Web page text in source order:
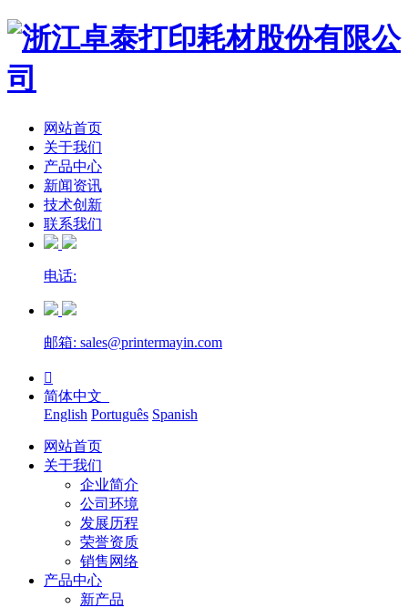
网站首页
关于我们
产品中心
新闻资讯
技术创新
联系我们
电话:
邮箱: sales@printermayin.com

简体中文
English Português Spanish
网站首页
关于我们
企业简介
公司环境
发展历程
荣誉资质
销售网络
产品中心
新产品